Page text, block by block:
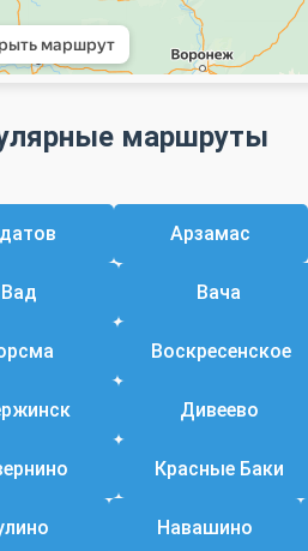
маршруты
Арзамас
Вад Вача
Воскресенское
Дивеево
Красные Баки
Навашино